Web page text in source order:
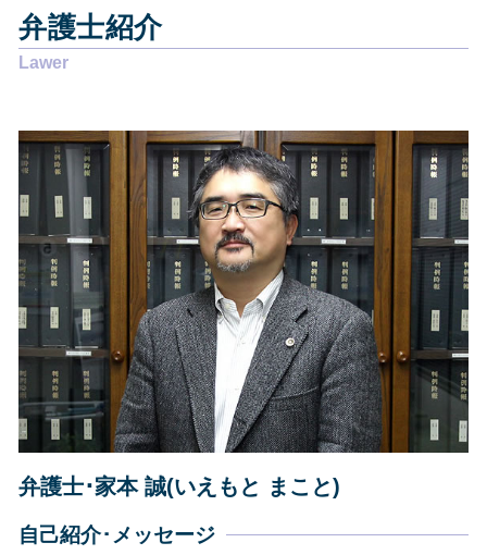
任意整理費用 払えない
自己破産 デメリット 仕事
債務整理 弁護士 安い
個人再生 開始決定通知
自己破産 家族への影響
離婚調停 別居
賃貸借契約 貸主からの解約
賃貸借契約 借主からの解約
離婚 慰謝料 払わない
賃貸借契約 弁護士
労働問題 解決策
労働問題 弁護士
賃貸借契約 債務不履行
離婚届 必要書類
賃貸借契約 明け渡し請求
その他の法律問題 焼津市
その他の法律問題 静岡市
交通事故 藤枝市
相続 静岡市
相続 焼津市
相続 静岡県
債務整理 静岡県
債務整理 静岡市
債務整理 焼津市
その他の法律問題 藤枝市
交通事故 島田市
企業法務 焼津市
交通事故 静岡市
企業法務 静岡市
相続 島田市
弁護士紹介
弁護士･家本 誠(いえもと まこと)
自己紹介･メッセージ